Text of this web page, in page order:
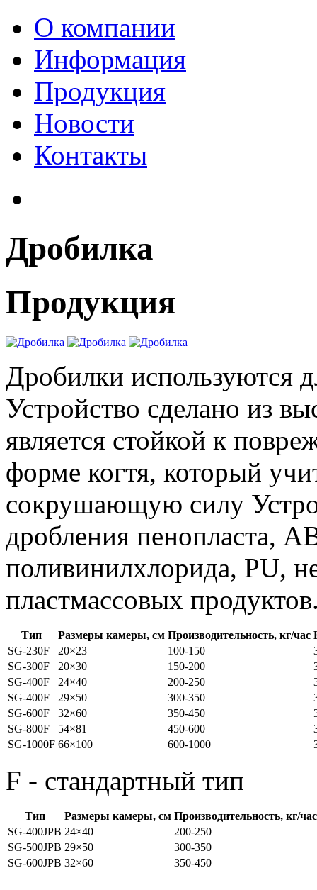
О компании
Информация
Продукция
Новости
Контакты
Дробилка
Продукция
Дробилки используются
Устройство сделано из
является стойкой к
форме когтя, который
сокрушающую силу
дробления пенопласта,
поливинилхлорида, PU,
пластмассовых
Тип Размеры камеры, см Производительность, кг/час
SG-230F
20×23 100-150
SG-300F
20×30 150-200
SG-400F
24×40 200-250
SG-400F
29×50 300-350
SG-600F
32×60 350-450
SG-800F
54×81 450-600
SG-1000F 66×100 600-1000
F - стандартный тип
Тип Размеры камеры, см Производительность, кг/час
SG-400JPB 24×40
200-250
SG-500JPB 29×50
300-350
SG-600JPB 32×60 350-450